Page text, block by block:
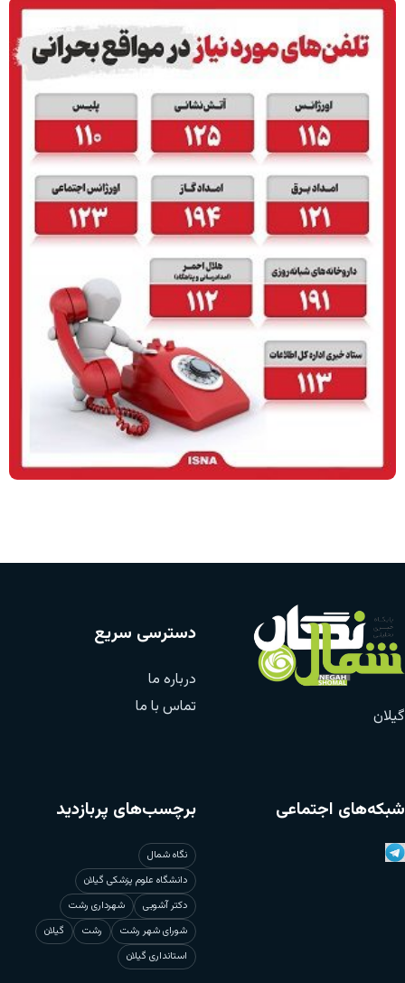
گیلان
دسترسی سریع
درباره ما
تماس با ما
شبکه‌های اجتماعی برچسب‌های پربازدید
نگاه شمال
دانشگاه علوم پزشکی گیلان
دکتر آشوبی
شهرداری رشت
شورای شهر رشت
رشت
گیلان
استانداری گیلان